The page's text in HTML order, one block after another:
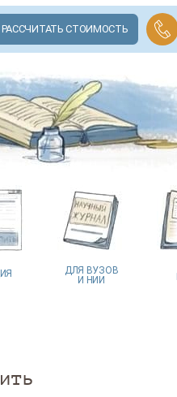
РАССЧИТАТЬ СТОИМОСТЬ
ДЛЯ ВУЗОВ
И НИИ